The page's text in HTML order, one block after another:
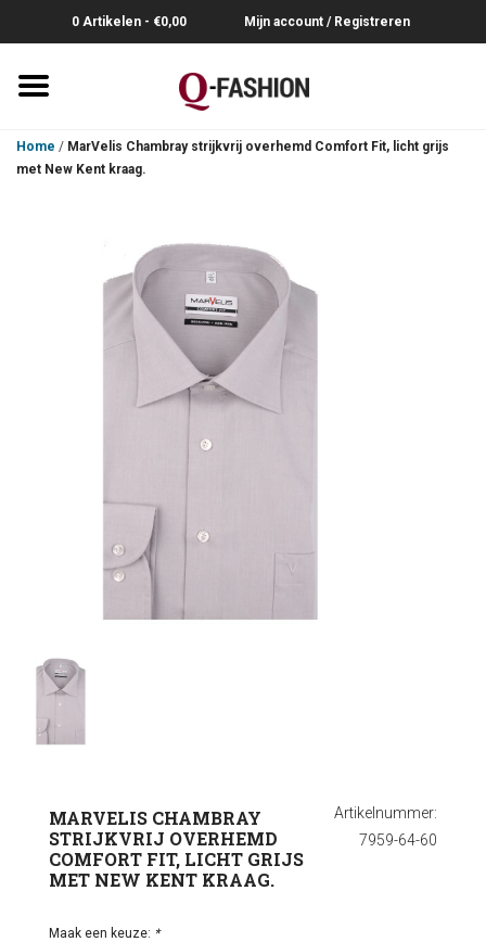
0 Artikelen - €0,00 Mijn account / Registreren
Overhemden
Home / MarVelis Chambray strijkvrij overhemd Comfort Fit, licht grijs
met New Kent kraag.
Artikelnummer:
7959-64-60
MARVELIS CHAMBRAY
STRIJKVRIJ OVERHEMD
COMFORT FIT, LICHT GRIJS
MET NEW KENT KRAAG.
Maak een keuze: *